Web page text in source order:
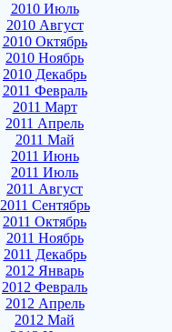
2010 Июль
2010 Август
2010 Октябрь
2010 Ноябрь
2010 Декабрь
2011 Февраль
2011 Март
2011 Апрель
2011 Май
2011 Июнь
2011 Июль
2011 Август
2011 Сентябрь
2011 Октябрь
2011 Ноябрь
2011 Декабрь
2012 Январь
2012 Февраль
2012 Апрель
2012 Май